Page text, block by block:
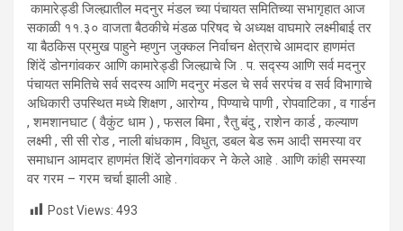
कामारेड्डी जिल्ह्यातील मदनुर मंडल च्या पंचायत समितिच्या सभागृहात आज
सकाळी ११.३० वाजता बैठकीचे मंडळ परिषद चे अध्यक्ष वाघमारे लक्ष्मीबाई तर
या बैठकिस प्रमुख पाहुने म्हणुन जुक्कल निर्वाचन क्षेत्राचे आमदार हाणमंत
शिंदें डोनगांवकर आणि कामारेड्डी जिल्ह्याचे जि . प. सद्स्य आणि सर्व मदनुर
पंचायत समितिचे सर्व सदस्य आणि मदनुर मंडल चे सर्व सरपंच व सर्व विभागाचे
अधिकारी उपस्थित मध्ये शिक्षण , आरोग्य , पिण्याचे पाणी , रोपवाटिका , व गार्डन
, शमशानघाट ( वैकुंट धाम ) , फसल बिमा , रैतु बंदु , राशेन कार्ड , कल्याण
लक्ष्मी , सी सी रोड , नाली बांधकाम , विधुत, डबल बेड रूम आदी समस्या वर
समाधान आमदार हाणमंत शिंदें डोनगांवकर ने केले आहे . आणि कांही समस्या
वर गरम – गरम चर्चा झाली आहे .
Post Views: 493